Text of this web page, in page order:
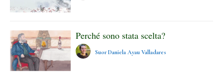
Perché sono stata scelta?
Suor Daniela Ayau Valladares